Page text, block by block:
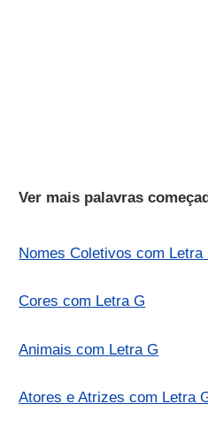
Ver mais palavras
Nomes Coletivos com Letra
Cores com Letra G
Animais com Letra G
Atores e Atrizes com Letra